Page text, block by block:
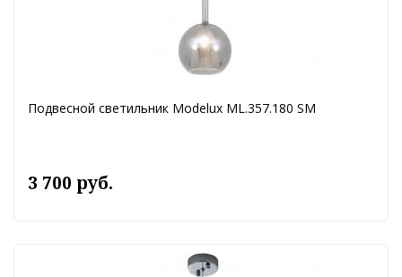
Подвесной светильник Modelux ML.357.180 SM
3 700 руб.